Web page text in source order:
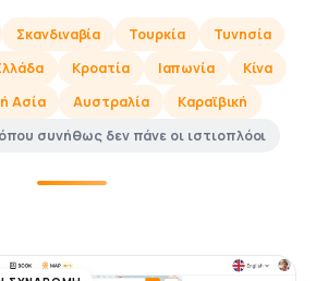
Σκανδιναβία Τουρκία
Τυνησία
Κροατία Ιαπωνία
Κίνα
Ασία
Αυστραλία
Καραϊβική
συνήθως δεν πάνε οι ιστιοπλόοι